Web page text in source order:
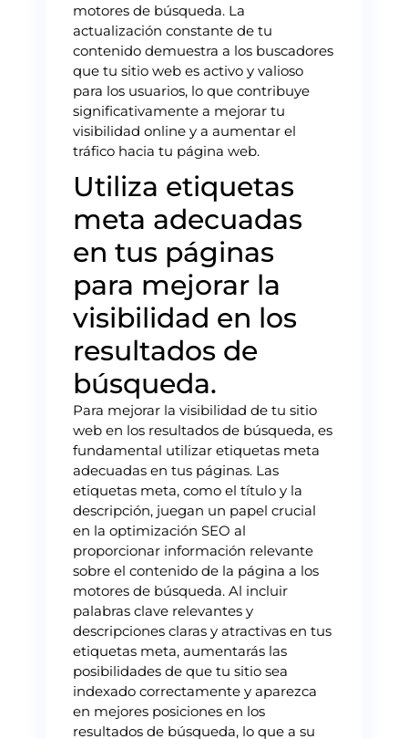
motores de búsqueda. La
actualización constante de tu
contenido demuestra a los buscadores
que tu sitio web es activo y valioso
para los usuarios, lo que contribuye
significativamente a mejorar tu
visibilidad online y a aumentar el
tráfico hacia tu página web.
Utiliza etiquetas
meta adecuadas
en tus páginas
para mejorar la
visibilidad en los
resultados de
búsqueda.
Para mejorar la visibilidad de tu sitio
web en los resultados de búsqueda, es
fundamental utilizar etiquetas meta
adecuadas en tus páginas. Las
etiquetas meta, como el título y la
descripción, juegan un papel crucial
en la optimización SEO al
proporcionar información relevante
sobre el contenido de la página a los
motores de búsqueda. Al incluir
palabras clave relevantes y
descripciones claras y atractivas en tus
etiquetas meta, aumentarás las
posibilidades de que tu sitio sea
indexado correctamente y aparezca
en mejores posiciones en los
resultados de búsqueda, lo que a su